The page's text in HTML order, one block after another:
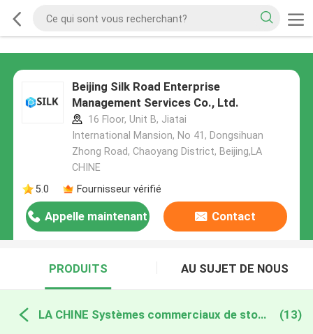
Beijing Silk Road Enterprise
Management Services Co., Ltd.
16 Floor, Unit B, Jiatai
International Mansion, No 41, Dongsihuan
Zhong Road, Chaoyang District, Beijing,LA
CHINE
5.0
Fournisseur vérifié
Appelle maintenant Contact
PRODUITS AU SUJET DE NOUS
LA CHINE Systèmes commerciaux de stockage de l'énergie (13)